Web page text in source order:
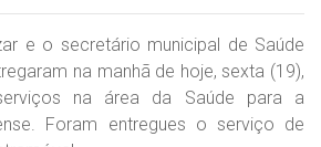
e o secretário municipal de Saúde
na manhã de hoje, sexta (19),
na área da Saúde para a
Foram entregues o serviço de